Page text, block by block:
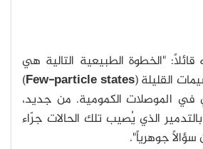
"الخطوة الطبيعية التالية هي
القليلة (Few-particle states
)
في الموصلات الكمومية. من جديد،
الذي يُصيب تلك الحالات جرّاء
جوهرياً".